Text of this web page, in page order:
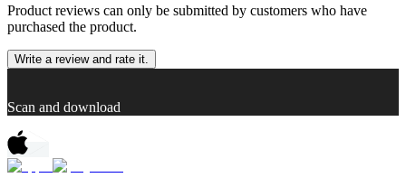
Product reviews can only be submitted by customers who have
purchased the product.
Write a review and rate it.
Scan and download